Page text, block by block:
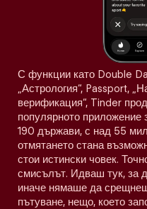
С функции като Double
„Астрология“, Passport,
верификация“, Tinder
популярното приложение
190 държави, с над 55
отмятането стана
стои истински човек.
смисълът. Идваш тук, за
иначе нямаше да
пътуване, нещо, което